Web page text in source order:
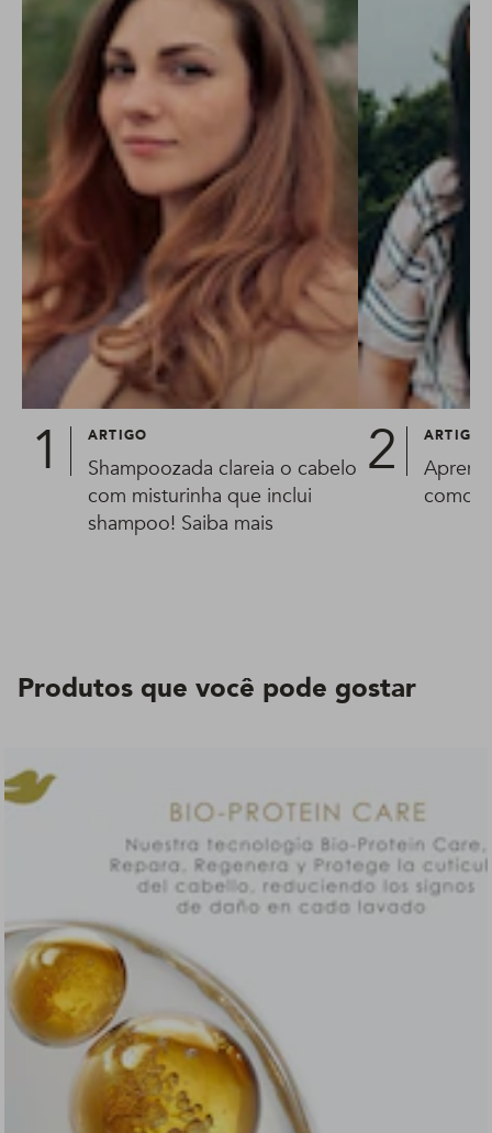
ARTIGO
Shampoozada clareia o cabelo
com misturinha que inclui
shampoo! Saiba mais
ARTIGO
como
Produtos que você pode gostar